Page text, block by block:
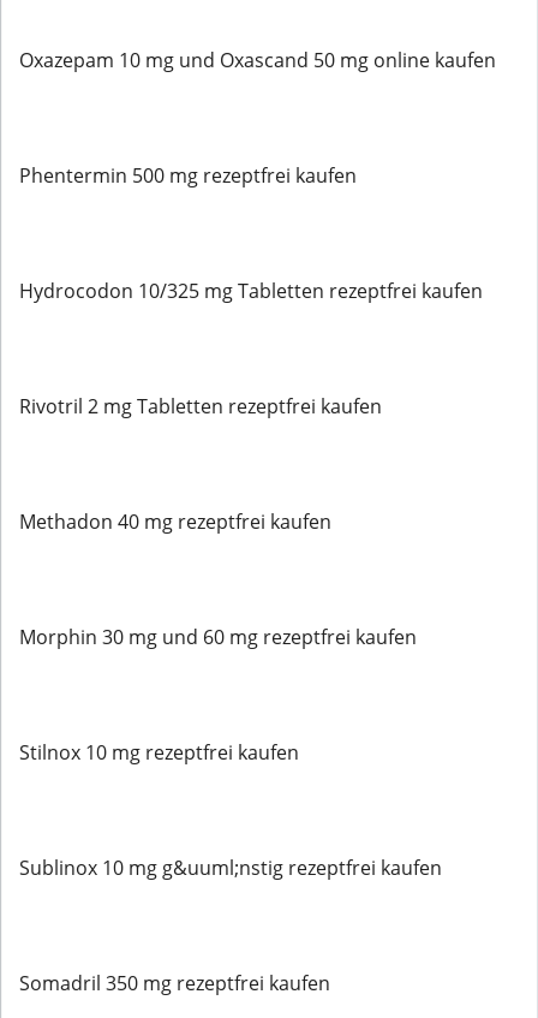
Oxazepam 10 mg und Oxascand 50 mg online kaufen
Phentermin 500 mg rezeptfrei kaufen
Hydrocodon 10/325 mg Tabletten rezeptfrei kaufen
Rivotril 2 mg Tabletten rezeptfrei kaufen
Methadon 40 mg rezeptfrei kaufen
Morphin 30 mg und 60 mg rezeptfrei kaufen
Stilnox 10 mg rezeptfrei kaufen
Sublinox 10 mg g&uuml;nstig rezeptfrei kaufen
Somadril 350 mg rezeptfrei kaufen